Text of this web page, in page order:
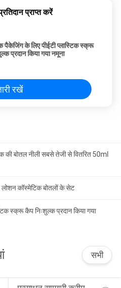
प्राप्त करें
पैकेजिंग के लिए पीईटी प्लास्टिक स्क्रू
प्रदान किया गया नमूना
रखें
की बोतल नीली सबसे तेजी से वितरित 50ml
कॉस्मेटिक बोतलों के सेट
स्क्रू कैप निःशुल्क प्रदान किया गया
सभी